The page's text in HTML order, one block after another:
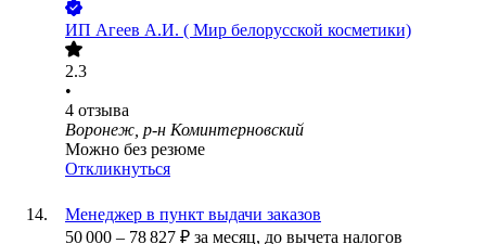
ИП Агеев А.И. ( Мир белорусской косметики)
2.3
•
4 отзыва
Воронеж, р-н Коминтерновский
Можно без резюме
Откликнуться
Менеджер в пункт выдачи заказов
50 000 – 78 827 ₽ за месяц, до вычета налогов